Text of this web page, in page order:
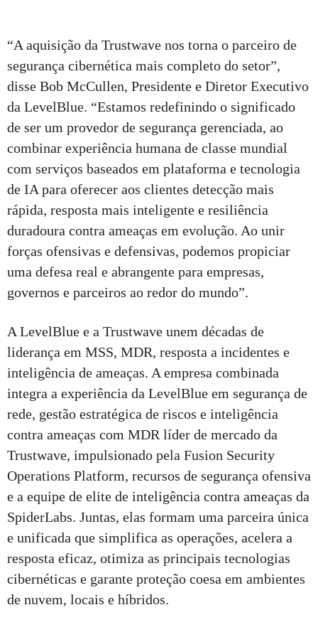
“A aquisição da Trustwave nos torna o parceiro de
segurança cibernética mais completo do setor”,
disse Bob McCullen, Presidente e Diretor Executivo
da LevelBlue. “Estamos redefinindo o significado
de ser um provedor de segurança gerenciada, ao
combinar experiência humana de classe mundial
com serviços baseados em plataforma e tecnologia
de IA para oferecer aos clientes detecção mais
rápida, resposta mais inteligente e resiliência
duradoura contra ameaças em evolução. Ao unir
forças ofensivas e defensivas, podemos propiciar
uma defesa real e abrangente para empresas,
governos e parceiros ao redor do mundo”.
A LevelBlue e a Trustwave unem décadas de
liderança em MSS, MDR, resposta a incidentes e
inteligência de ameaças. A empresa combinada
integra a experiência da LevelBlue em segurança de
rede, gestão estratégica de riscos e inteligência
contra ameaças com MDR líder de mercado da
Trustwave, impulsionado pela Fusion Security
Operations Platform, recursos de segurança ofensiva
e a equipe de elite de inteligência contra ameaças da
SpiderLabs. Juntas, elas formam uma parceira única
e unificada que simplifica as operações, acelera a
resposta eficaz, otimiza as principais tecnologias
cibernéticas e garante proteção coesa em ambientes
de nuvem, locais e híbridos.